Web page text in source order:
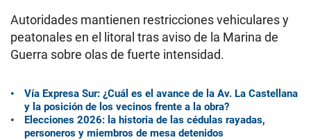
Autoridades mantienen restricciones vehiculares y
peatonales en el litoral tras aviso de la Marina de
Guerra sobre olas de fuerte intensidad.
Vía Expresa Sur: ¿Cuál es el avance de la Av. La Castellana
y la posición de los vecinos frente a la obra?
Elecciones 2026: la historia de las cédulas rayadas,
personeros y miembros de mesa detenidos